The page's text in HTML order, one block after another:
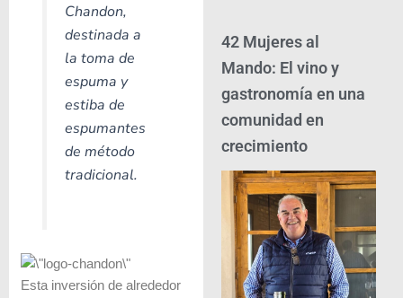
Chandon,
destinada a
la toma de
espuma y
estiba de
espumantes
de método
tradicional.
Esta inversión de alrededor
42 Mujeres al
Mando: El vino y
gastronomía en una
comunidad en
crecimiento